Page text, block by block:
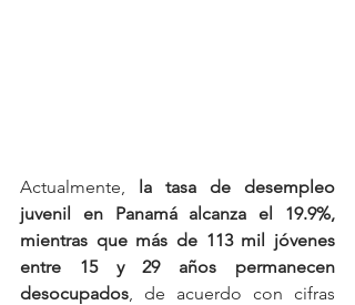
Actualmente, la tasa de desempleo
juvenil en Panamá alcanza el 19.9%,
mientras que más de 113 mil jóvenes
entre 15 y 29 años permanecen
desocupados , de acuerdo con cifras